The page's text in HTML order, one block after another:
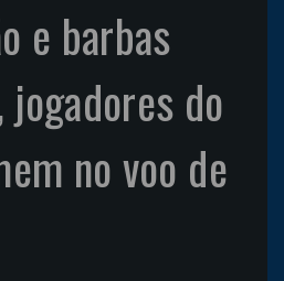
e barbas
do
no voo de